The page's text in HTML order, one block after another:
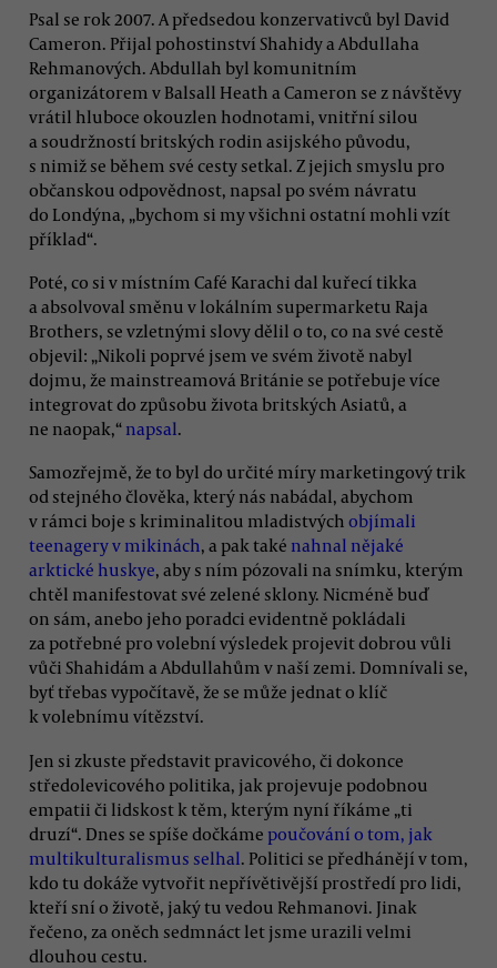
Psal se rok 2007. A předsedou konzervativců byl David
Cameron. Přijal pohostinství Shahidy a Abdullaha
Rehmanových. Abdullah byl komunitním
organizátorem v Balsall Heath a Cameron se z návštěvy
vrátil hluboce okouzlen hodnotami, vnitřní silou
a soudržností britských rodin asijského původu,
s nimiž se během své cesty setkal. Z jejich smyslu pro
občanskou odpovědnost, napsal po svém návratu
do Londýna, „bychom si my všichni ostatní mohli vzít
příklad“.
Poté, co si v místním Café Karachi dal kuřecí tikka
a absolvoval směnu v lokálním supermarketu Raja
Brothers, se vzletnými slovy dělil o to, co na své cestě
objevil: „Nikoli poprvé jsem ve svém životě nabyl
dojmu, že mainstreamová Británie se potřebuje více
integrovat do způsobu života britských Asiatů, a
ne naopak,“ napsal.
Samozřejmě, že to byl do určité míry marketingový trik
od stejného člověka, který nás nabádal, abychom
v rámci boje s kriminalitou mladistvých objímali
teenagery v mikinách, a pak také nahnal nějaké
arktické huskye, aby s ním pózovali na snímku, kterým
chtěl manifestovat své zelené sklony. Nicméně buď
on sám, anebo jeho poradci evidentně pokládali
za potřebné pro volební výsledek projevit dobrou vůli
vůči Shahidám a Abdullahům v naší zemi. Domnívali se,
byť třebas vypočítavě, že se může jednat o klíč
k volebnímu vítězství.
Jen si zkuste představit pravicového, či dokonce
středolevicového politika, jak projevuje podobnou
empatii či lidskost k těm, kterým nyní říkáme „ti
druzí“. Dnes se spíše dočkáme poučování o tom, jak
multikulturalismus selhal. Politici se předhánějí v tom,
kdo tu dokáže vytvořit nepřívětivější prostředí pro lidi,
kteří sní o životě, jaký tu vedou Rehmanovi. Jinak
řečeno, za oněch sedmnáct let jsme urazili velmi
dlouhou cestu.